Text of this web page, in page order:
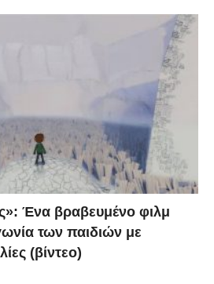
Ένα βραβευμένο φιλμ
των παιδιών με
(βίντεο)